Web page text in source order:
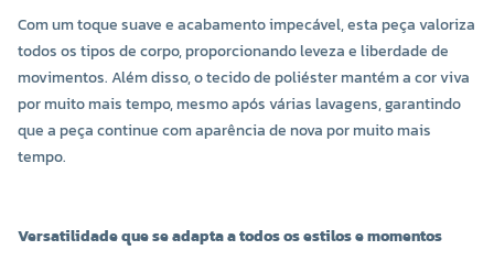
Com um toque suave e acabamento impecável, esta peça valoriza
todos os tipos de corpo, proporcionando leveza e liberdade de
movimentos. Além disso, o tecido de poliéster mantém a cor viva
por muito mais tempo, mesmo após várias lavagens, garantindo
que a peça continue com aparência de nova por muito mais
tempo.
Versatilidade que se adapta a todos os estilos e momentos